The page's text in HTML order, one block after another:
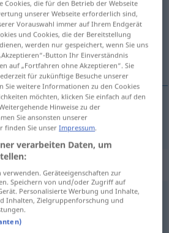
anklicken/antippen)
für "chutarse"
,herir,apuñalar,instigar
,acuciar
Cookies, die für den Betrieb der Webseite
unserer Webseite erforderlich sind,
Vorauswahl immer auf Ihrem Endgerät
und Cookies, die der Bereitstellung
werden nur gespeichert, wenn Sie uns
Button Ihr Einverständnis
auf „Fortfahren ohne Akzeptieren“. Sie
für zukünftige Besuche unserer
Sie weitere Informationen zu den Cookies
möchten, klicken Sie einfach auf den
Hinweise zu der
Sie ansonsten unserer
finden Sie unserImpressum.
verarbeiten Daten, um
verwenden. Geräteeigenschaften zur
Speichern von und/oder Zugriff auf
Personalisierte Werbung und Inhalte,
Inhalten, Zielgruppenforschung und